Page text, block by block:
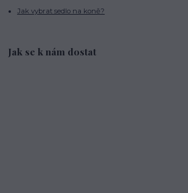
Jak vybrat sedlo na koně?
Jak se k nám dostat